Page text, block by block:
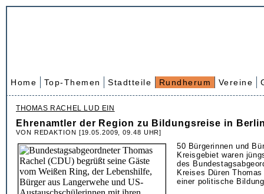
Home Top-Themen Stadtteile Rundherum Vereine
THOMAS RACHEL LUD EIN
Ehrenamtler der Region zu Bildungsreise in
VON REDAKTION [19.05.2009, 09.48 UHR]
50 Bürgerinnen und
Kreisgebiet waren
des
Kreises Düren
einer politische